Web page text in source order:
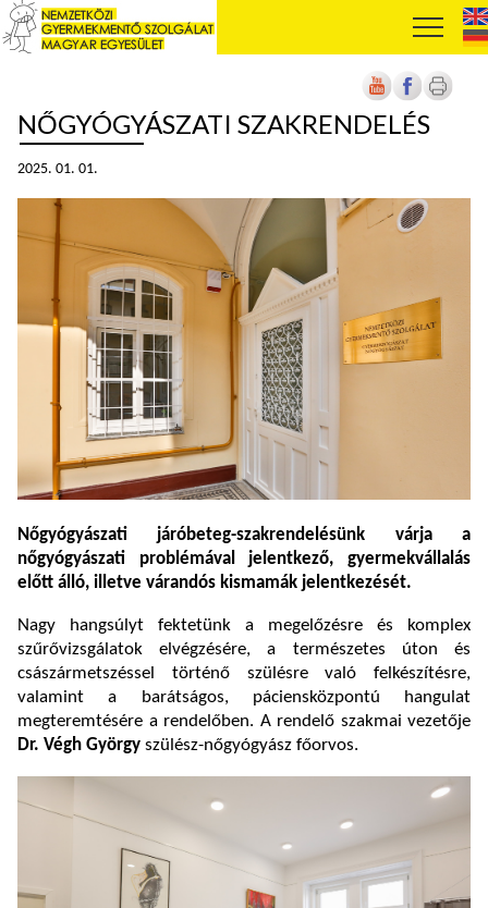
NŐGYÓGYÁSZATI SZAKRENDELÉS
2025. 01. 01.
Nőgyógyászati járóbeteg-szakrendelésünk várja a
nőgyógyászati problémával jelentkező, gyermekvállalás
előtt álló, illetve várandós kismamák jelentkezését.
Nagy hangsúlyt fektetünk a megelőzésre és komplex
szűrővizsgálatok elvégzésére, a természetes úton és
császármetszéssel történő szülésre való felkészítésre,
valamint a barátságos, páciensközpontú hangulat
megteremtésére a rendelőben. A rendelő szakmai vezetője
Dr. Végh György szülész-nőgyógyász főorvos.